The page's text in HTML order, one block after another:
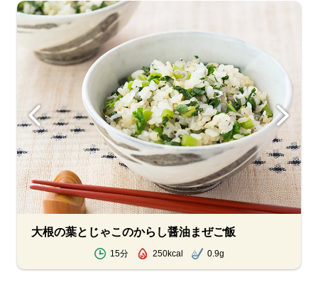
大根の葉とじゃこのからし醤油まぜご飯
15分 250kcal 0.9g